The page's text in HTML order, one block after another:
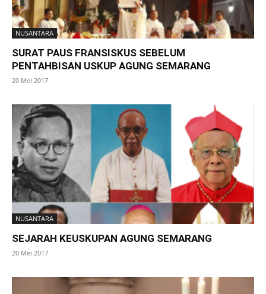
NUSANTARA
SURAT PAUS FRANSISKUS SEBELUM
PENTAHBISAN USKUP AGUNG SEMARANG
20 Mei 2017
NUSANTARA
SEJARAH KEUSKUPAN AGUNG SEMARANG
20 Mei 2017